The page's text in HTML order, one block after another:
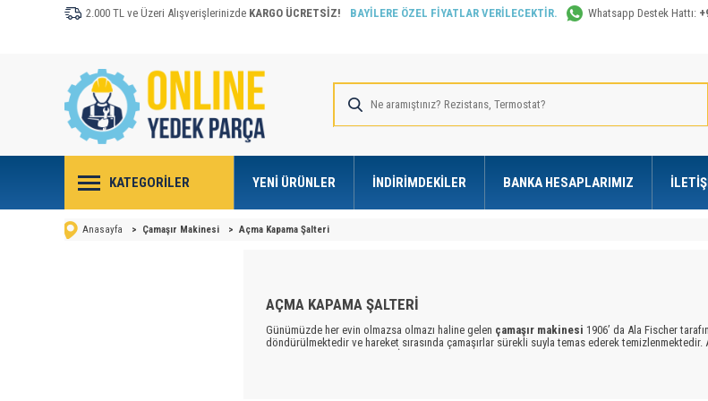
2.000 TL ve Üzeri Alışverişlerinizde KARGO ÜCRETSİZ! BAYİLERE ÖZEL FİYATLAR VERİLECEKTİR. Whatsapp Destek Hattı:
KATEGORILER YENI ÜRÜNLER İNDIRIMDEKILER BANKA HESAPLARIMIZ
Anasayfa > Çamaşır Makinesi > Açma Kapama Şalteri
AÇMA KAPAMA ŞALTERİ
Günümüzde her evin olmazsa olmazı haline gelen çamaşır makinesi 1906’ da Ala Fischer
döndürülmektedir ve hareket sırasında çamaşırlar sürekli suyla temas ederek